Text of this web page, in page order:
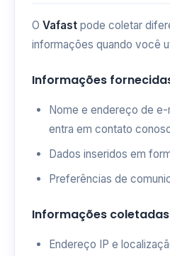
O Vafast pode coletar
informações quando você
Informações
Nome e endereço de
entra em contato
Dados inseridos em
Preferências de
Informações
Endereço IP e